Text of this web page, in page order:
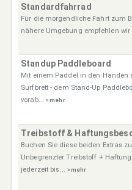
Standardfahrrad
Für die morgendliche Fahrt zum
nähere Umgebung empfehlen
Standup Paddleboard
Mit einem Paddel in den
Surfbrett - dem Stand-Up
vorab...» mehr
Treibstoff &
Buchen Sie diese beiden Extras
Unbegrenzter Treibstoff +
jederzeit bis... » mehr